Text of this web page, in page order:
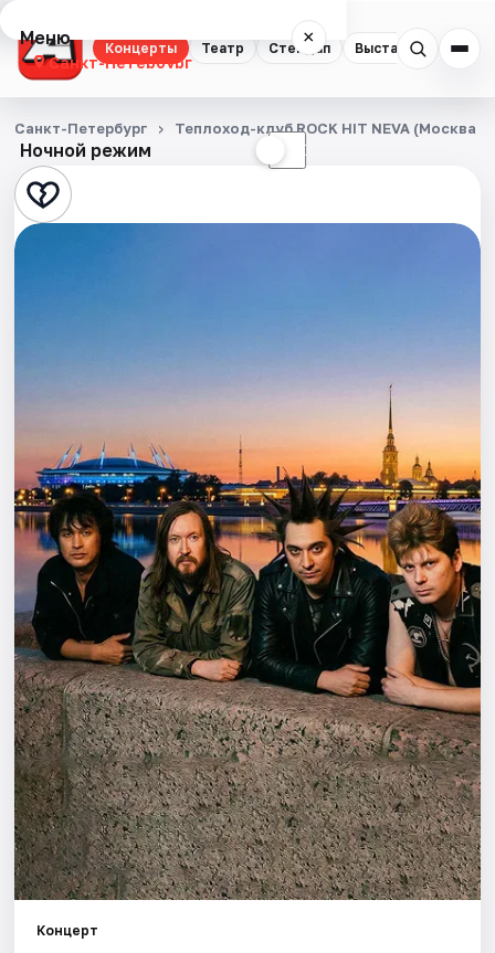
Концерты Театр Стендап Выставки
Меню ×
Санкт-Петербург
Концерты
Театр
Стендап
События
Города
Площадки
Артисты
Рейтинги
Ночной режим ☾
Санкт-Петербург Теплоход-клуб ROCK HIT NEVA (Москва
Концерт